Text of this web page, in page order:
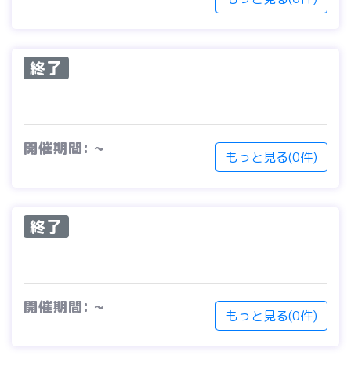
終了
開催期間: ~ もっと見る(0件)
終了
開催期間: ~ もっと見る(0件)